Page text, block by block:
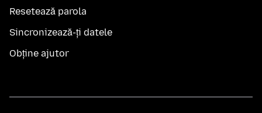
Resetează parola
Sincronizează-ți datele
Obține ajutor